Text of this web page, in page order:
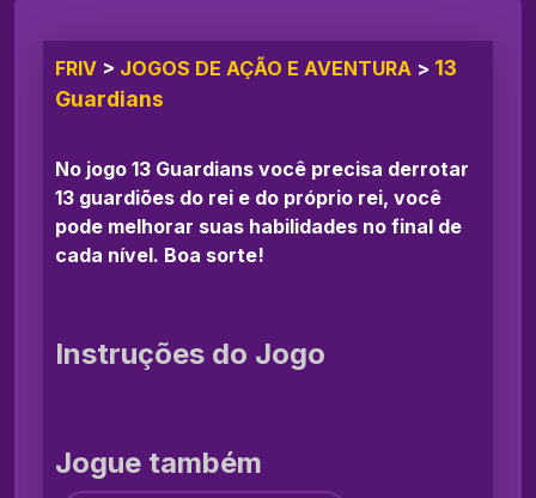
FRIV > JOGOS DE AÇÃO E AVENTURA > 13
Guardians
No jogo 13 Guardians você precisa derrotar
13 guardiões do rei e do próprio rei, você
pode melhorar suas habilidades no final de
cada nível. Boa sorte!
Instruções do Jogo
Jogue também